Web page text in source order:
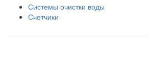
Системы очистки воды
Счетчики